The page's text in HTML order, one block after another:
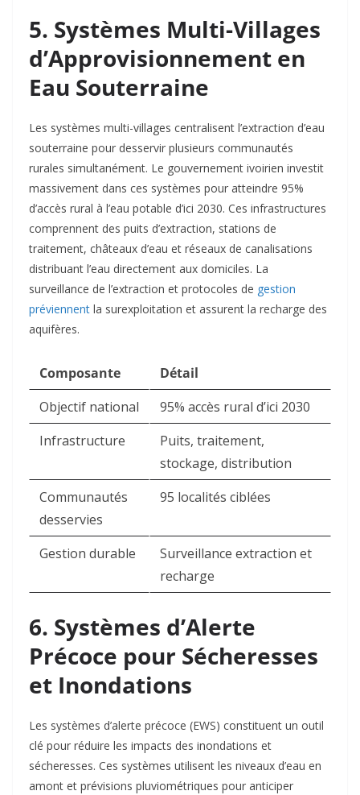
5. Systèmes Multi-Villages
d’Approvisionnement en
Eau Souterraine
Les systèmes multi-villages centralisent l’extraction d’eau
souterraine pour desservir plusieurs communautés
rurales simultanément. Le gouvernement ivoirien investit
massivement dans ces systèmes pour atteindre 95%
d’accès rural à l’eau potable d’ici 2030. Ces infrastructures
comprennent des puits d’extraction, stations de
traitement, châteaux d’eau et réseaux de canalisations
distribuant l’eau directement aux domiciles. La
surveillance de l’extraction et protocoles de gestion
préviennent la surexploitation et assurent la recharge des
aquifères.
Composante
Détail
Objectif national
95% accès rural d’ici 2030
Infrastructure
Puits, traitement,
stockage, distribution ​
Communautés
desservies
95 localités ciblées ​
Gestion durable
Surveillance extraction et
recharge ​
6. Systèmes d’Alerte
Précoce pour Sécheresses
et Inondations
Les systèmes d’alerte précoce (EWS) constituent un outil
clé pour réduire les impacts des inondations et
sécheresses. Ces systèmes utilisent les niveaux d’eau en
amont et prévisions pluviométriques pour anticiper